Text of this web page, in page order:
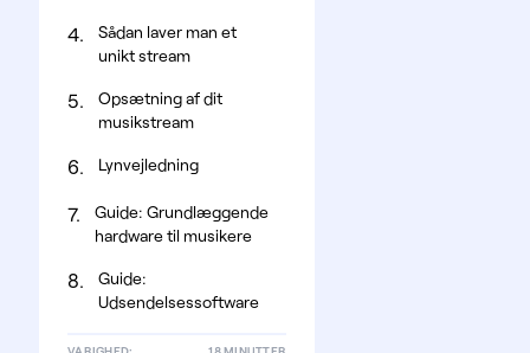
4.
Sådan laver man et
unikt stream
5.
Opsætning af dit
musikstream
6. Lynvejledning
7.
Guide: Grundlæggende
hardware til musikere
8.
Guide:
Udsendelsessoftware